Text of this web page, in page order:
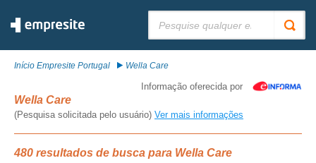
Início Empresite Portugal Wella Care
Informação oferecida por
Wella Care
(Pesquisa solicitada pelo usuário) Ver mais informações
480 resultados de busca para Wella Care